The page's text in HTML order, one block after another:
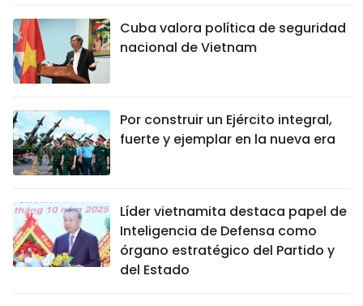
VIAJES
HISTORIAS MULTIMEDIA
¿QUIÉNES SOMOS?
TIẾNG VIỆT
Cuba valora política de seguridad
nacional de Vietnam
Por construir un Ejército integral,
fuerte y ejemplar en la nueva era
Líder vietnamita destaca papel de
Inteligencia de Defensa como
órgano estratégico del Partido y
del Estado